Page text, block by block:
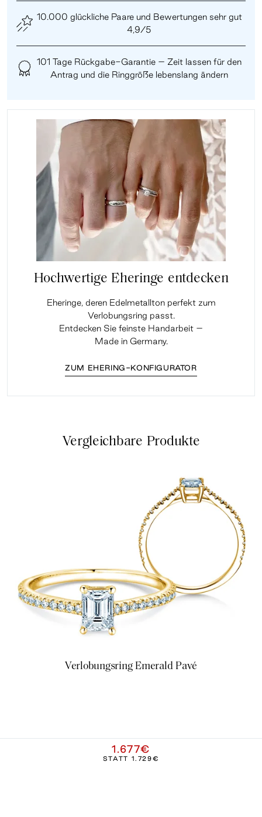
10.000 glückliche Paare und Bewertungen sehr gut
4,9/5
101 Tage Rückgabe-Garantie – Zeit lassen für den
Antrag und die Ringgröße lebenslang ändern
Hochwertige Eheringe entdecken
Eheringe, deren Edelmetallton perfekt zum
Verlobungsring passt.
Entdecken Sie feinste Handarbeit –
Made in Germany.
ZUM EHERING-KONFIGURATOR
Vergleichbare Produkte
Verlobungsring Emerald Pavé
1.677€
STATT 1.729€